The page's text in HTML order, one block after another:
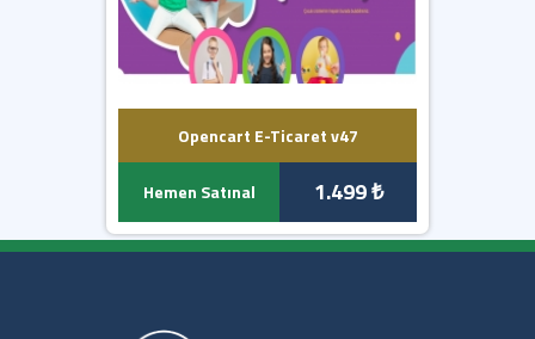
Opencart E-Ticaret v47
Hemen Satınal 1.499 ₺